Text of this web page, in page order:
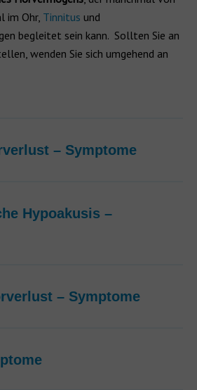
im Ohr, Tinnitus und
begleitet sein kann. Sollten Sie an
wenden Sie sich umgehend an
– Symptome
Hypoakusis –
– Symptome